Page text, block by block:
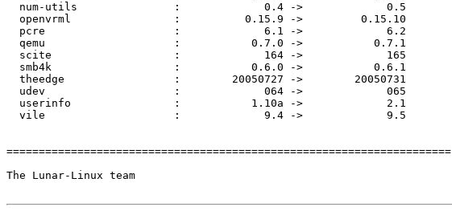
  num-utils               :             0.4 ->             0.5
  openvrml                :          0.15.9 ->         0.15.10
  pcre                    :             6.1 ->             6.2
  qemu                    :           0.7.0 ->           0.7.1
  scite                   :             164 ->             165
  smb4k                   :           0.6.0 ->           0.6.1
  theedge                 :        20050727 ->        20050731
  udev                    :             064 ->             065
  userinfo                :           1.10a ->             2.1
  vile                    :             9.4 ->             9.5
=====================================================================
The Lunar-Linux team